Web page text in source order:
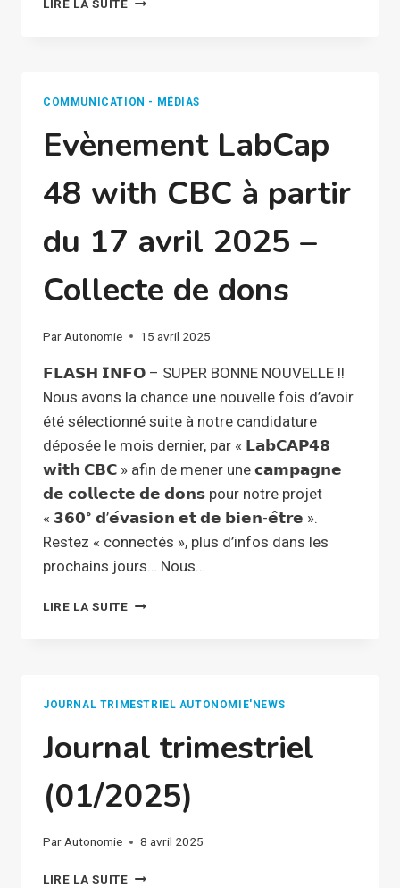
LIRE LA SUITE
COMMUNICATION - MÉDIAS
Evènement LabCap
48 with CBC à partir
du 17 avril 2025 –
Collecte de dons
Par Autonomie 15 avril 2025
𝗙𝗟𝗔𝗦𝗛 𝗜𝗡𝗙𝗢 – SUPER BONNE NOUVELLE !!
Nous avons la chance une nouvelle fois d’avoir
été sélectionné suite à notre candidature
déposée le mois dernier, par « 𝗟𝗮𝗯𝗖𝗔𝗣𝟰𝟴
𝘄𝗶𝘁𝗵 𝗖𝗕𝗖 » afin de mener une 𝗰𝗮𝗺𝗽𝗮𝗴𝗻𝗲
𝗱𝗲 𝗰𝗼𝗹𝗹𝗲𝗰𝘁𝗲 𝗱𝗲 𝗱𝗼𝗻𝘀 pour notre projet
« 𝟯𝟲𝟬° 𝗱’𝗲́𝘃𝗮𝘀𝗶𝗼𝗻 𝗲𝘁 𝗱𝗲 𝗯𝗶𝗲𝗻-𝗲̂𝘁𝗿𝗲 ».
Restez « connectés », plus d’infos dans les
prochains jours… Nous…
LIRE LA SUITEEVÈNEMENT
DU
17
2025
–
DE
JOURNAL TRIMESTRIEL AUTONOMIE'NEWS
Journal trimestriel
(01/2025)
ParAutonomie 8 avril 2025
LIRE LA SUITEJOURNAL